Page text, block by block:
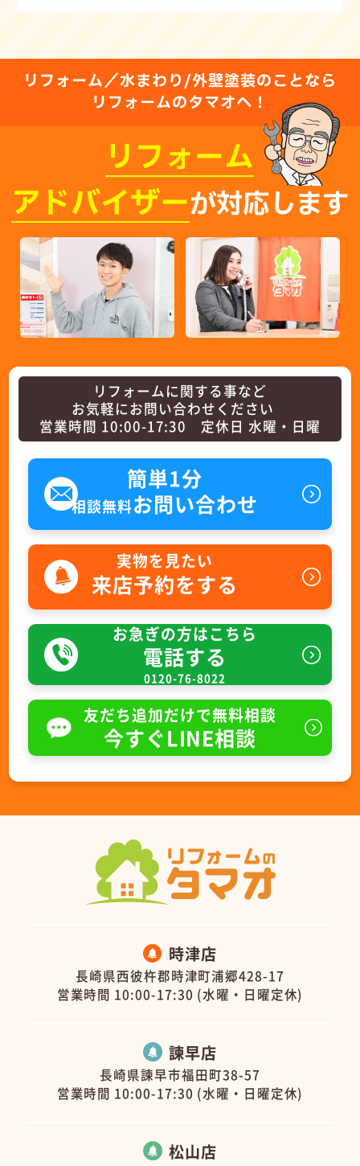
リフォーム／水まわり/外壁塗装のことなら
リフォームのタマオへ！
リフォーム
アドバイザーが対応します
リフォームに関する事など
お気軽にお問い合わせください
営業時間 10:00-17:30 定休日 水曜・日曜
簡単1分
相談無料お問い合わせ
実物を見たい
来店予約をする
お急ぎの方はこちら
電話する
0120-76-8022
友だち追加だけで無料相談
今すぐLINE相談
時津店
長崎県西彼杵郡時津町浦郷428-17
営業時間 10:00-17:30 (水曜・日曜定休)
諫早店
長崎県諫早市福田町38-57
営業時間 10:00-17:30 (水曜・日曜定休)
松山店